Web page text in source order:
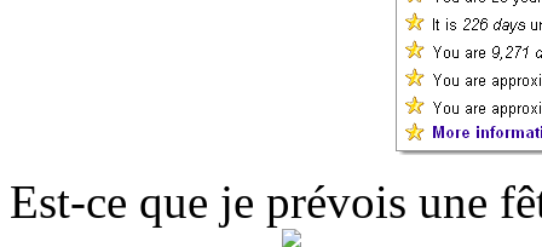
Est-ce que je prévois une